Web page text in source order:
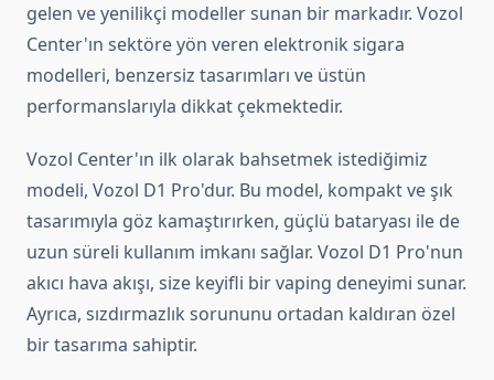
gelen ve yenilikçi modeller sunan bir markadır. Vozol
Center'ın sektöre yön veren elektronik sigara
modelleri, benzersiz tasarımları ve üstün
performanslarıyla dikkat çekmektedir.
Vozol Center'ın ilk olarak bahsetmek istediğimiz
modeli, Vozol D1 Pro'dur. Bu model, kompakt ve şık
tasarımıyla göz kamaştırırken, güçlü bataryası ile de
uzun süreli kullanım imkanı sağlar. Vozol D1 Pro'nun
akıcı hava akışı, size keyifli bir vaping deneyimi sunar.
Ayrıca, sızdırmazlık sorununu ortadan kaldıran özel
bir tasarıma sahiptir.